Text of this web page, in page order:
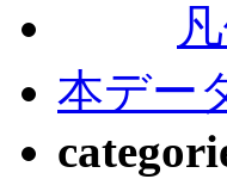
本デー